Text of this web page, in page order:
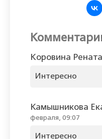
Коровина Рената
Интересно
Камышникова
февраля, 09:07
Интересно